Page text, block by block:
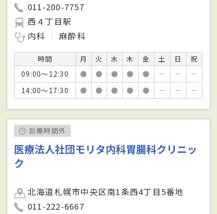
011-200-7757
西４丁目駅
内科
麻酔科
時間 月 火 水 木 金 土 日
祝
09:00～12:30
● ● ● ● ● － －
－
14:00～17:30
● ● ● ● ● － － －
診療時間外
医療法人社団モリタ内科胃腸科クリニッ
ク
北海道札幌市中央区南1条西4丁目5番地
011-222-6667